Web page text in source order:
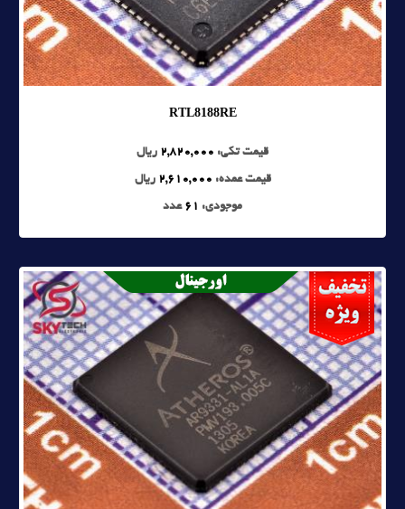
RTL8188RE
قیمت تکی: 2,820,000 ریال
قیمت عمده: 2,610,000 ریال
موجودی: 61 عدد